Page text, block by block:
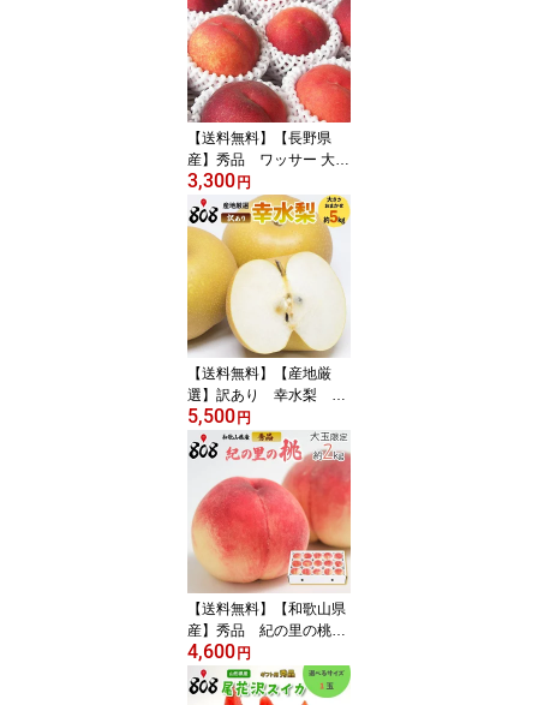
別途送料加算)
【送料無料】【長野県
産】秀品 ワッサー 大き
さおまかせ 約2kg(北海道
沖縄別途送料加算)
3,300円
【送料無料】【産地厳
選】訳あり 幸水梨 大
きさおまかせ 約5kg(北
海道沖縄別途送料加算)
5,500円
【送料無料】【和歌山県
産】秀品 紀の里の桃
大玉限定 化粧箱入 1
箱 約2kg(北海道沖縄別
途送料加算)
4,600円